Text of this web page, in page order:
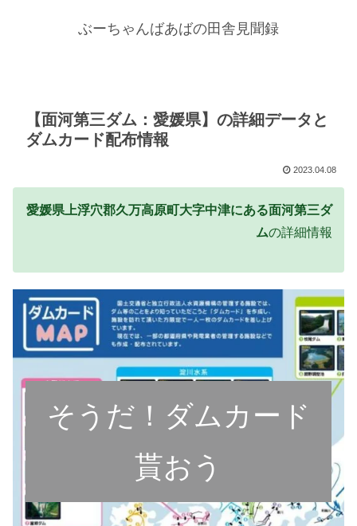
ぶーちゃんばあばの田舎見聞録
【面河第三ダム：愛媛県】の詳細データと
ダムカード配布情報
2023.04.08
愛媛県上浮穴郡久万高原町大字中津にある面河第三ダ
ムの詳細情報
そうだ！ダムカード
貰おう